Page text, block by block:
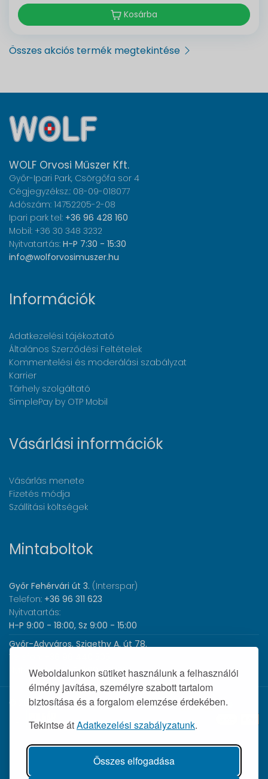
Weboldalunkon sütiket használunk a felhasználói
élmény javítása, személyre szabott tartalom
biztosítása és a forgalom elemzése érdekében.
Tekintse átAdatkezelési szabályzatunk.
Összes elfogadása
Kosárba
Összes akciós termék megtekintése
WOLF Orvosi Műszer Kft.
Győr-Ipari Park, Csörgőfa sor 4
Cégjegyzéksz.: 08-09-018077
Adószám: 14752205-2-08
Ipari park tel: +36 96 428 160
Mobil: +36 30 348 3232
Nyitvatartás: H-P 7:30 - 15:30
info@wolforvosimuszer.hu
Információk
Adatkezelési tájékoztató
Általános Szerződési Feltételek
Kommentelési és moderálási szabályzat
Karrier
Tárhely szolgáltató
SimplePay by OTP Mobil
Vásárlási információk
Vásárlás menete
Fizetés módja
Szállítási költségek
Mintaboltok
Győr Fehérvári út 3. (Interspar)
Telefon: +36 96 311 623
Nyitvatartás:
H-P 9:00 - 18:00, Sz 9:00 - 15:00
Győr-Adyváros, Szigethy A. út 78.
Telefon:
Nyitvatartás:H-P 8:00 - 17:00
© 2026 Wolf Orvosi Műszer Kft. |